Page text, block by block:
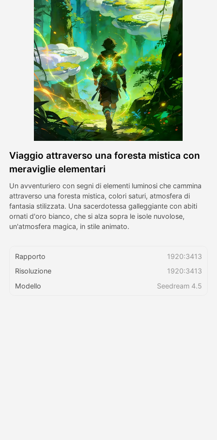
Video di Avatar
Video di AI
Foto
Altri strumenti
Vedi tutti i modelli
Galleria
Blog
API
Viaggio attraverso una foresta mistica con
meraviglie elementari
Un avventuriero con segni di elementi luminosi che cammina
attraverso una foresta mistica, colori saturi, atmosfera di
fantasia stilizzata. Una sacerdotessa galleggiante con abiti
ornati d'oro bianco, che si alza sopra le isole nuvolose,
un'atmosfera magica, in stile animato.
Rapporto
1920:3413
Risoluzione
1920:3413
Modello
Seedream 4.5